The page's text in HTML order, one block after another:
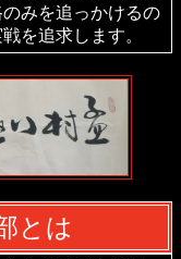
みを追っかけるの
を追求します。
とは